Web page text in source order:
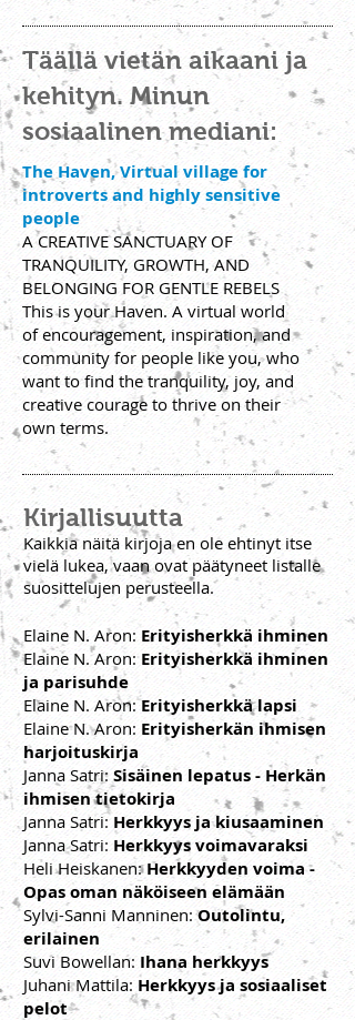
Täällä vietän aikaani ja
kehityn. Minun
sosiaalinen mediani:
The Haven, Virtual village for
introverts and highly sensitive
people
A CREATIVE SANCTUARY OF
TRANQUILITY, GROWTH, AND
BELONGING FOR GENTLE REBELS
This is your Haven. A virtual world
of encouragement, inspiration, and
community for people like you, who
want to find the tranquility, joy, and
creative courage to thrive on their
own terms.
Kirjallisuutta
Kaikkia näitä kirjoja en ole ehtinyt itse
vielä lukea, vaan ovat päätyneet listalle
suosittelujen perusteella.
Elaine N. Aron: Erityisherkkä ihminen
Elaine N. Aron:Erityisherkkä ihminen
ja parisuhde
Elaine N. Aron:Erityisherkkä lapsi
Elaine N. Aron: Erityisherkän ihmisen
harjoituskirja
Janna Satri: Sisäinen lepatus - Herkän
ihmisen tietokirja
Janna Satri:Herkkyys ja kiusaaminen
Janna Satri: Herkkyys voimavaraksi
Heli Heiskanen:Herkkyyden voima -
Opas oman näköiseen elämään
Sylvi-Sanni Manninen:Outolintu,
erilainen
Suvi Bowellan: Ihana herkkyys
Juhani Mattila: Herkkyys ja sosiaaliset
pelot